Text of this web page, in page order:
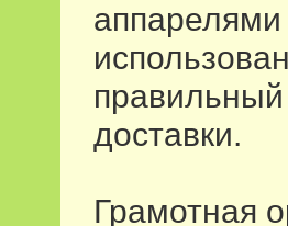
аппарелями
правильный
доставки.
Грамотная